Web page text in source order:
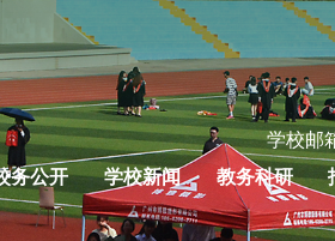
学校邮
务公开 学校新闻 教务科研